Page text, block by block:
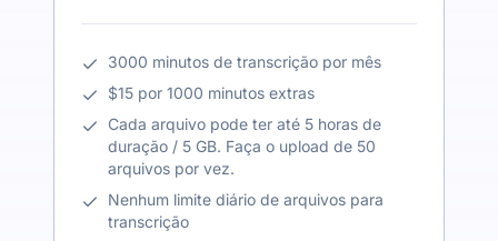
3000 minutos de transcrição por mês
$15 por 1000 minutos extras
Cada arquivo pode ter até 5 horas de
duração / 5 GB. Faça o upload de 50
arquivos por vez.
Nenhum limite diário de arquivos para
transcrição